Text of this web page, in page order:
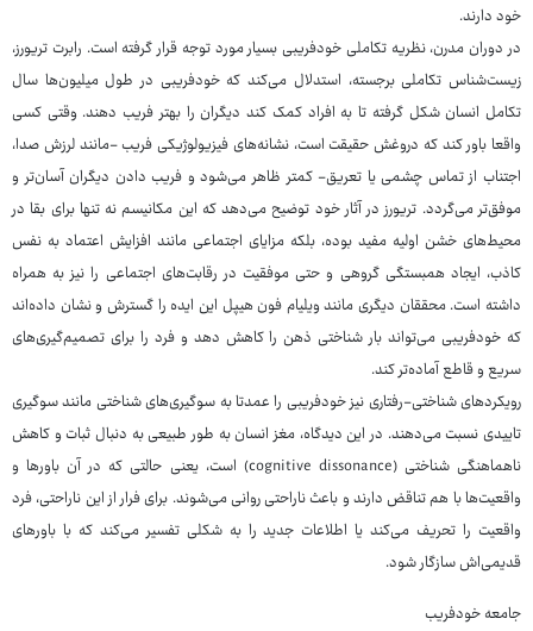
خود دارند.
در دوران مدرن، نظریه تکاملی خودفریبی بسیار مورد توجه قرار گرفته است. رابرت تریورز،
زیست‌شناس تکاملی برجسته، استدلال می‌کند که خودفریبی در طول میلیون‌ها سال
تکامل انسان شکل گرفته تا به افراد کمک کند دیگران را بهتر فریب دهند. وقتی کسی
واقعا باور کند که دروغش حقیقت است، نشانه‌های فیزیولوژیکی فریب -مانند لرزش صدا،
اجتناب از تماس چشمی یا تعریق- کمتر ظاهر می‌شود و فریب دادن دیگران آسان‌تر و
موفق‌تر می‌گردد. تریورز در آثار خود توضیح می‌دهد که این مکانیسم نه تنها برای بقا در
محیط‌های خشن اولیه مفید بوده، بلکه مزایای اجتماعی مانند افزایش اعتماد به نفس
کاذب، ایجاد همبستگی گروهی و حتی موفقیت در رقابت‌های اجتماعی را نیز به همراه
داشته است. محققان دیگری مانند ویلیام فون هیپل این ایده را گسترش و نشان داده‌اند
که خودفریبی می‌تواند بار شناختی ذهن را کاهش دهد و فرد را برای تصمیم‌گیری‌های
سریع و قاطع آماده‌تر کند.
رویکردهای شناختی-رفتاری نیز خودفریبی را عمدتا به سوگیری‌های شناختی مانند سوگیری
تاییدی نسبت می‌دهند. در این دیدگاه، مغز انسان به طور طبیعی به دنبال ثبات و کاهش
ناهماهنگی شناختی (cognitive dissonance) است، یعنی حالتی که در آن باورها و
واقعیت‌ها با هم تناقض دارند و باعث ناراحتی روانی می‌شوند. برای فرار از این ناراحتی، فرد
واقعیت را تحریف می‌کند یا اطلاعات جدید را به شکلی تفسیر می‌کند که با باورهای
قدیمی‌اش سازگار شود.
جامعه خودفریب